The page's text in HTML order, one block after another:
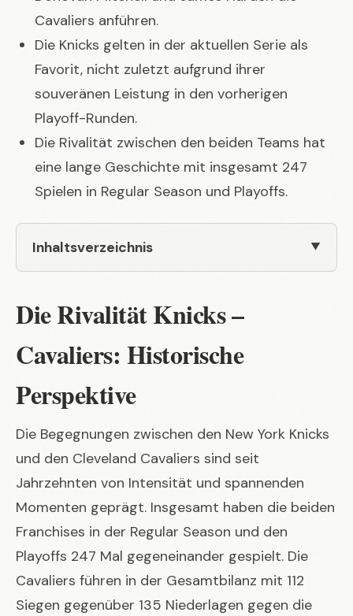
Cavaliers anführen.
Die Knicks gelten in der aktuellen Serie als
Favorit, nicht zuletzt aufgrund ihrer
souveränen Leistung in den vorherigen
Playoff-Runden.
Die Rivalität zwischen den beiden Teams hat
eine lange Geschichte mit insgesamt 247
Spielen in Regular Season und Playoffs.
Inhaltsverzeichnis
Die Rivalität Knicks –
Cavaliers: Historische
Perspektive
Die Begegnungen zwischen den New York Knicks
und den Cleveland Cavaliers sind seit
Jahrzehnten von Intensität und spannenden
Momenten geprägt. Insgesamt haben die beiden
Franchises in der Regular Season und den
Playoffs 247 Mal gegeneinander gespielt. Die
Cavaliers führen in der Gesamtbilanz mit 112
Siegen gegenüber 135 Niederlagen gegen die